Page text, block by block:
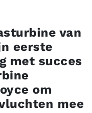
van
eerste
met succes
om
mee